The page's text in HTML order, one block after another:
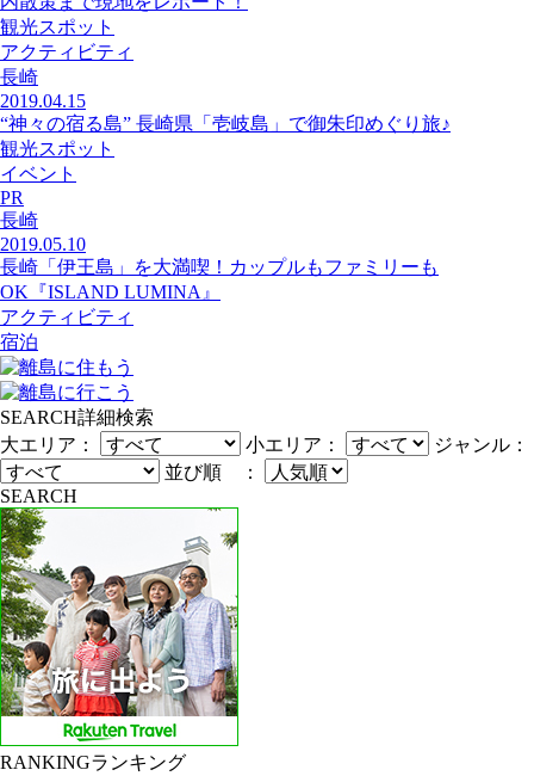
観光スポット
アクティビティ
長崎
2019.04.15
“神々の宿る島” 長崎県「壱岐島」で御朱印めぐり旅♪
観光スポット
イベント
PR
長崎
2019.05.10
長崎「伊王島」を大満喫！カップルもファミリーも
OK『ISLAND LUMINA』
アクティビティ
宿泊
SEARCH詳細検索
大エリア：
小エリア：
ジャンル：
並び順 ：
SEARCH
RANKINGランキング